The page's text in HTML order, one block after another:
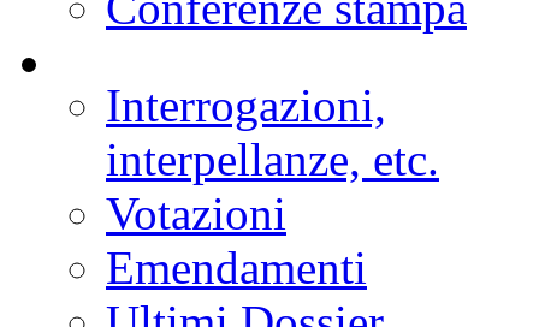
Commissioni
Eventi
Conferenze stampa